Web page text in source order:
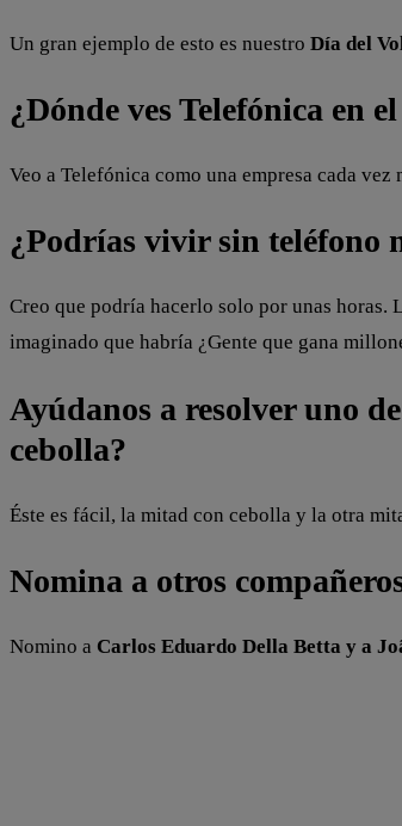
Un gran ejemplo de esto es nuestro Día del
¿Dónde ves Telefónica en
Veo a Telefónica como una empresa cada
¿Podrías vivir sin teléfono
Creo que podría hacerlo solo por unas horas.
imaginado que habría ¿Gente que gana
Ayúdanos a resolver uno
cebolla?
Éste es fácil, la mitad con cebolla y la otra
Nomina a otros
Nomino a Carlos Eduardo Della Betta y a